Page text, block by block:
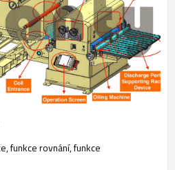
funkce rovnání, funkce